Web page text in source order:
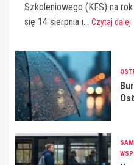
Szkoleniowego (KFS) na
się 14 sierpnia i... Czytaj dalej